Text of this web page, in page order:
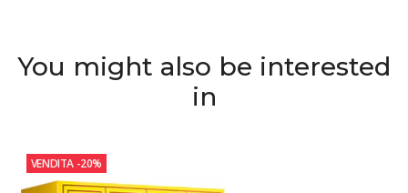
You might also be interested
in
VENDITA -20%